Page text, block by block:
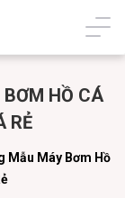
HỒ CÁ
RẺ
Mẫu Máy Bơm Hồ